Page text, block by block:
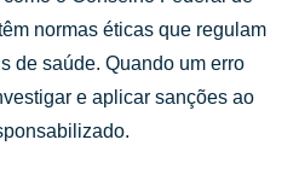
normas éticas que regulam
de saúde. Quando um erro
e aplicar sanções ao